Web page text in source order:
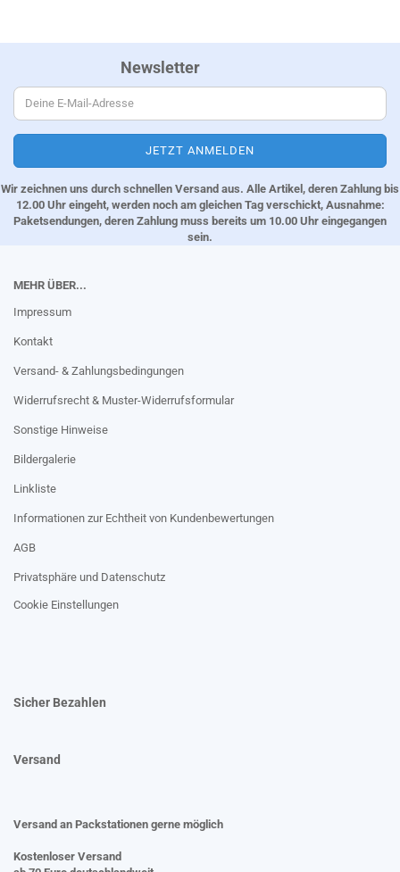
Newsletter
Wir zeichnen uns durch schnellen Versand aus. Alle Artikel, deren Zahlung bis
12.00 Uhr eingeht, werden noch am gleichen Tag verschickt, Ausnahme:
Paketsendungen, deren Zahlung muss bereits um 10.00 Uhr eingegangen
sein.
MEHR ÜBER...
Impressum
Kontakt
Versand- & Zahlungsbedingungen
Widerrufsrecht & Muster-Widerrufsformular
Sonstige Hinweise
Bildergalerie
Linkliste
Informationen zur Echtheit von Kundenbewertungen
AGB
Privatsphäre und Datenschutz
Cookie Einstellungen
Sicher Bezahlen
Versand
Versand an Packstationen gerne möglich
Kostenloser Versand